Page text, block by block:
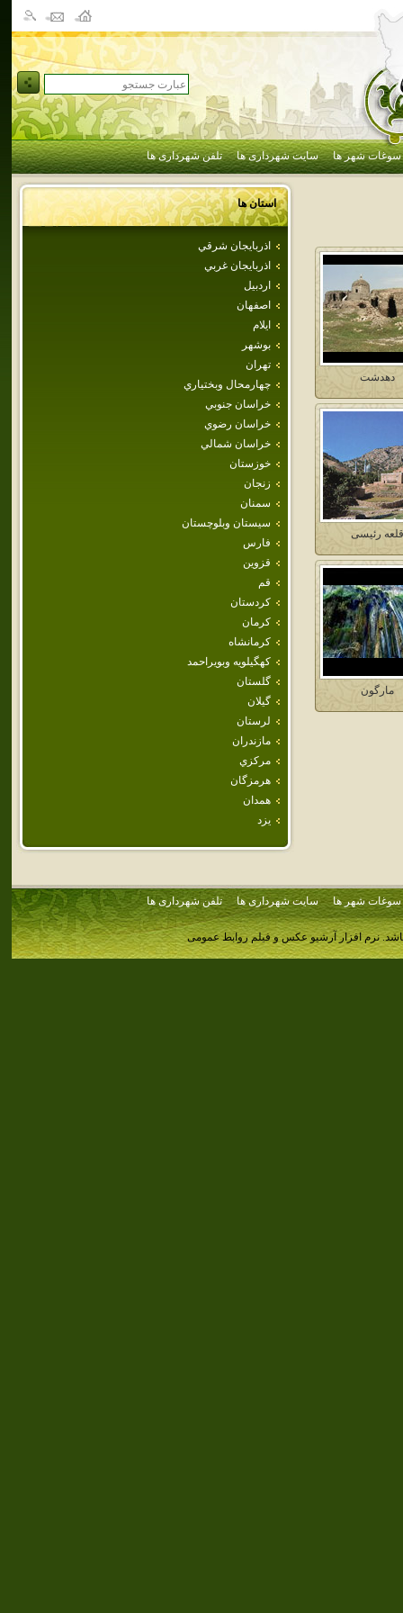
سوغات شهر ها سایت شهرداری ها تلفن شهرداری ها
استان ها
اذربايجان شرقي
اذربايجان غربي
اردبيل
اصفهان
ايلام
بوشهر
تهران
چهارمحال وبختياري
خراسان جنوبي
خراسان رضوي
خراسان شمالي
خوزستان
زنجان
سمنان
سيستان وبلوچستان
فارس
قزوين
قم
كردستان
كرمان
كرمانشاه
كهگيلويه وبويراحمد
گلستان
گيلان
لرستان
مازندران
مركزي
هرمزگان
همدان
يزد
دهدشت
قلعه رئيسی
مارگون
سوغات شهر ها سایت شهرداری ها تلفن شهرداری ها
نرم افزار آرشیو عکس و فیلم روابط عمومی